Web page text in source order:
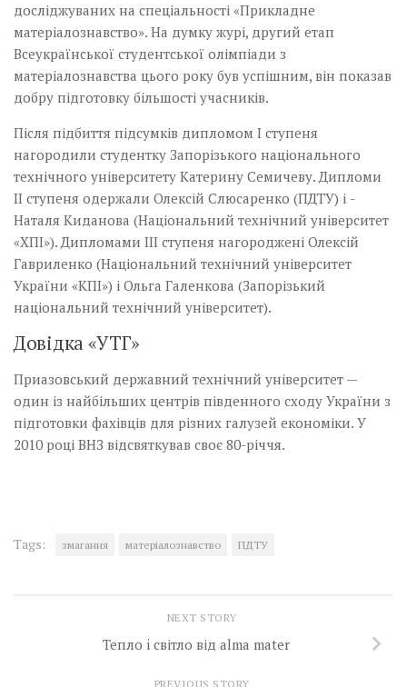
досліджуваних на спеціальності «Прикладне
матеріалознавство». На думку журі, другий етап
Всеукраїнської студентської­ олімпіади з
матеріалознавства цього року був успішним, він показав
добру підготовку більшості учас­ників.
Після підбиття підсумків дипломом I ступеня
нагородили студентку Запорізького національного
технічного університету Катерину­ Семичеву. Дипломи
II ступеня одержали Олексій Слюсаренко (ПДТУ) і ­
Наталя Киданова (Національний технічний університет
«ХПІ»). Дипломами­ III ступеня нагороджені Олексій
Гавриленко (Національний технічний університет
України «КПІ») і Ольга ­Галенкова (Запорізький
національний технічний університет).
Довідка «УТГ»
Приазовський державний технічний університет —
один із найбільших центрів південного сходу України з
підготовки фахівців для різних галузей економіки. У
2010 році ВНЗ відсвяткував своє 80-річчя.
Tags: змагання матеріалознавство ПДТУ
NEXT STORY
Тепло i світло від alma mater
PREVIOUS STORY